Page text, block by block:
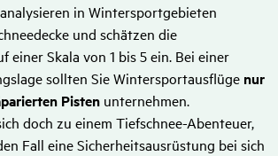
in Wintersportgebieten
und schätzen die
einer Skala von 1 bis 5 ein. Bei einer
sollten Sie Wintersportausflüge nur
Pisten unternehmen.
doch zu einem Tiefschnee-Abenteuer,
Fall eine Sicherheitsausrüstung bei sich